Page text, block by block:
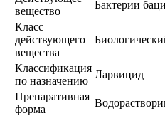
вещество
Бактерии
Класс
действующего
вещества
Классификация
по назначению
Ларвицид
Препаративная
форма